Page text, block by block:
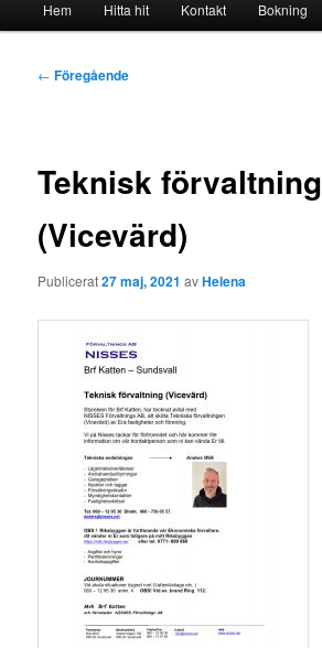
Hem Hitta hit Kontakt Bokning
Inläggsnavigering
← Föregående
Teknisk förvaltning
(Vicevärd)
Publicerat27 maj, 2021 avHelena